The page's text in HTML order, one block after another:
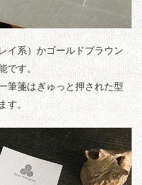
イ系）かゴールドブラウン
です。
筆箋はぎゅっと押された型
す。